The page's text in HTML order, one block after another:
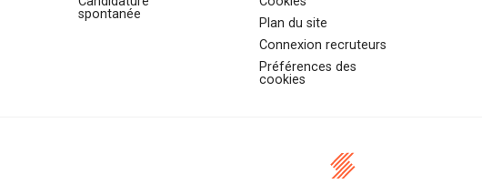
spontanée
Plan du site
Connexion recruteurs
Préférences des
cookies